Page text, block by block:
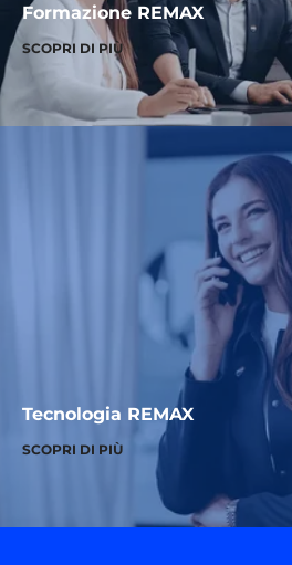
Formazione REMAX
SCOPRI DI PIÙ
Tecnologia REMAX
SCOPRI DI PIÙ